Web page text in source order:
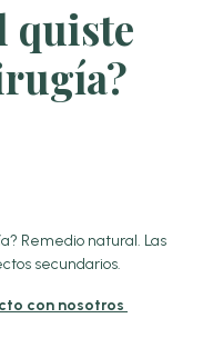
quiste
Remedio natural. Las
secundarios.
con nosotros